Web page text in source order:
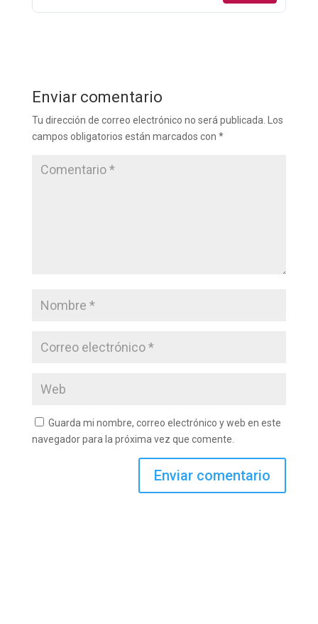
Enviar comentario
Tu dirección de correo electrónico no será publicada.
Los
campos obligatorios están marcados con *
Guarda mi nombre, correo electrónico y web en este
navegador para la próxima vez que comente.